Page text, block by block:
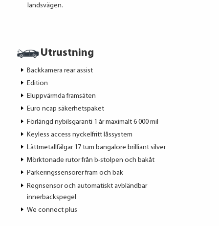
landsvägen.
Utrustning
Backkamera rear assist
Edition
Eluppvärmda framsäten
Euro ncap säkerhetspaket
Förlängd nybilsgaranti 1 år maximalt 6 000 mil
Keyless access nyckelfritt låssystem
Lättmetallfälgar 17 tum bangalore brilliant silver
Mörktonade rutor från b-stolpen och bakåt
Parkeringssensorer fram och bak
Regnsensor och automatiskt avbländbar
innerbackspegel
We connect plus